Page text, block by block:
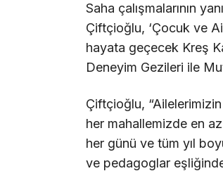
Saha çalışmalarının
Çiftçioğlu, ‘Çocuk ve
hayata geçecek Kreş
Deneyim Gezileri ile
Çiftçioğlu, “Ailelerimizin
her mahallemizde en
her günü ve tüm yıl
ve pedagoglar